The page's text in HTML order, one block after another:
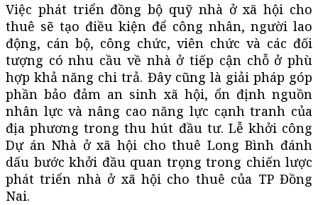
Việc phát triển đồng bộ quỹ nhà ở xã hội cho
thuê sẽ tạo điều kiện để công nhân, người lao
động, cán bộ, công chức, viên chức và các đối
tượng có nhu cầu về nhà ở tiếp cận chỗ ở phù
hợp khả năng chi trả. Đây cũng là giải pháp góp
phần bảo đảm an sinh xã hội, ổn định nguồn
nhân lực và nâng cao năng lực cạnh tranh của
địa phương trong thu hút đầu tư. Lễ khởi công
Dự án Nhà ở xã hội cho thuê Long Bình đánh
dấu bước khởi đầu quan trọng trong chiến lược
phát triển nhà ở xã hội cho thuê của TP Đồng
Nai.